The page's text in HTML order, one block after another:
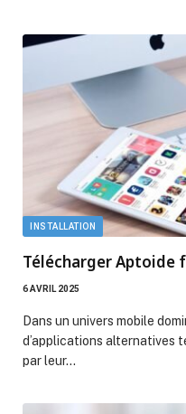
INSTALLATION
Télécharger Aptoide
6 AVRIL 2025
Dans un univers mobile
d’applications alternatives
par leur…